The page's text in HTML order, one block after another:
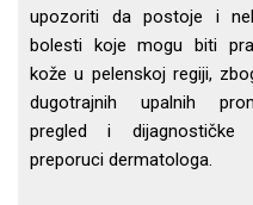
upozoriti da postoje i
bolesti koje mogu biti
kože u pelenskoj regiji,
dugotrajnih upalnih
pregled i dijagnostičke
preporuci dermatologa.